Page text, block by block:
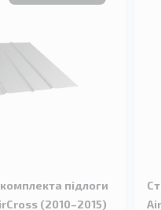
підлоги
(2010–2015)